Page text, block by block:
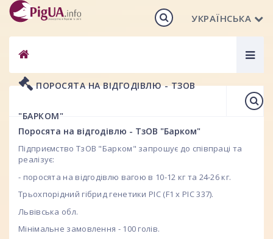
УКРАЇНСЬКА
ПОРОСЯТА НА ВІДГОДІВЛЮ - ТЗОВ
"БАРКОМ"
Поросята на відгодівлю - ТзОВ "Барком"
Підприємство ТзОВ "Барком" запрошує до співпраці та
реалізує:
- поросята на відгодівлю вагою в 10-12 кг та 24-26 кг.
Трьохпорідний гібрид генетики РІС (F1 x PIC 337).
Львівська обл.
Мінімальне замовлення - 100 голів.